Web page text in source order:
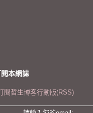
本網誌
閱哲生博客行動版(RSS)